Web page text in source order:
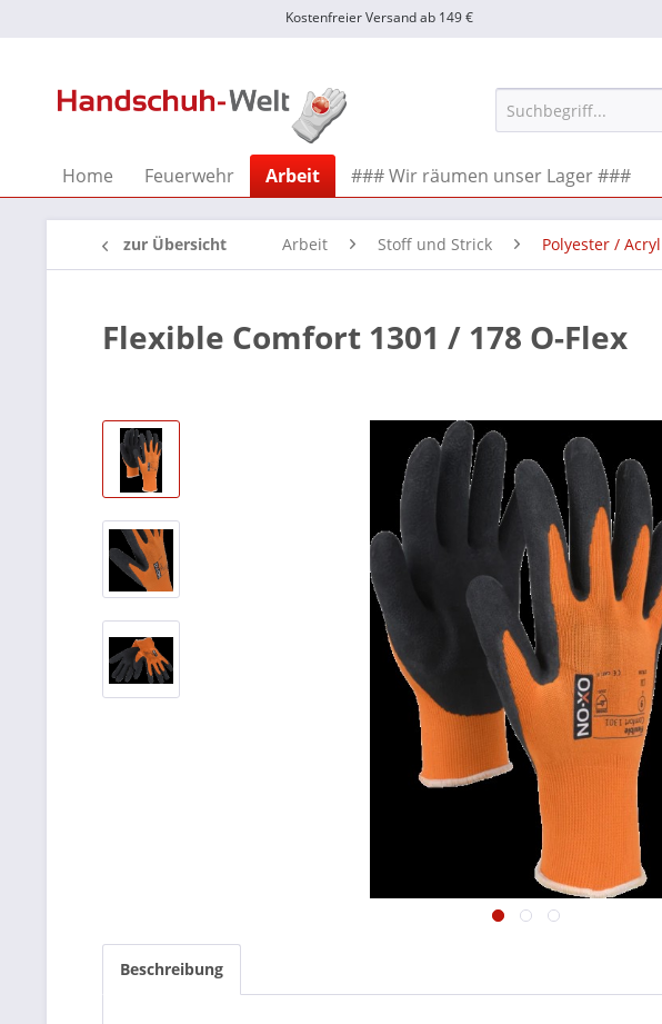
Kostenfreier Versand ab 149 €
Home Feuerwehr Arbeit ### Wir räumen unser Lager ###
zur Übersicht Arbeit Stoff und Strick Polyester / Acryl
Flexible Comfort 1301 / 178 O-Flex
Beschreibung